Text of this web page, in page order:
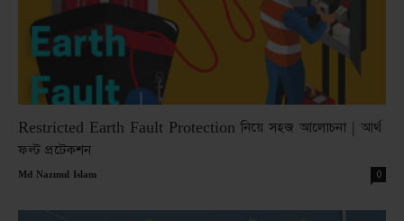
Restricted Earth Fault Protection নিয়ে সহজ আলোচনা | আর্থ
ফল্ট প্রটেকশন
Md Nazmul Islam 0